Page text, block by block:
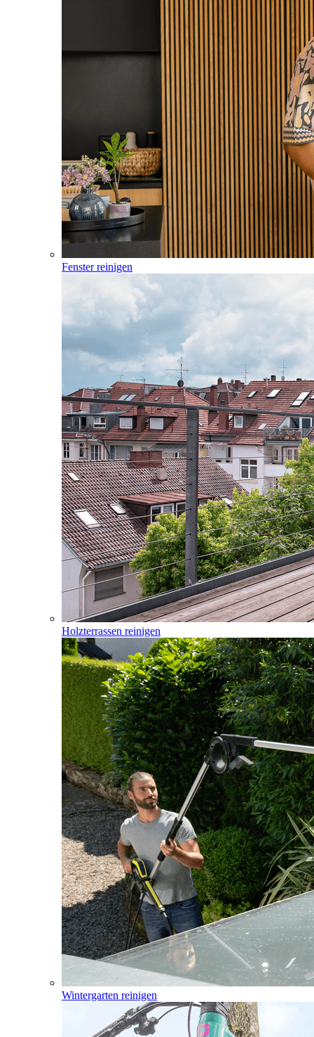
Fenster reinigen
Holzterrassen reinigen
Wintergarten reinigen